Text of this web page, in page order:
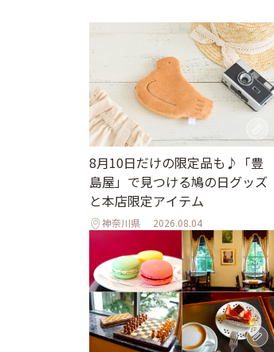
8月10日だけの限定品も♪「豊
島屋」で見つける鳩の日グッズ
と本店限定アイテム
神奈川県 2026.08.04